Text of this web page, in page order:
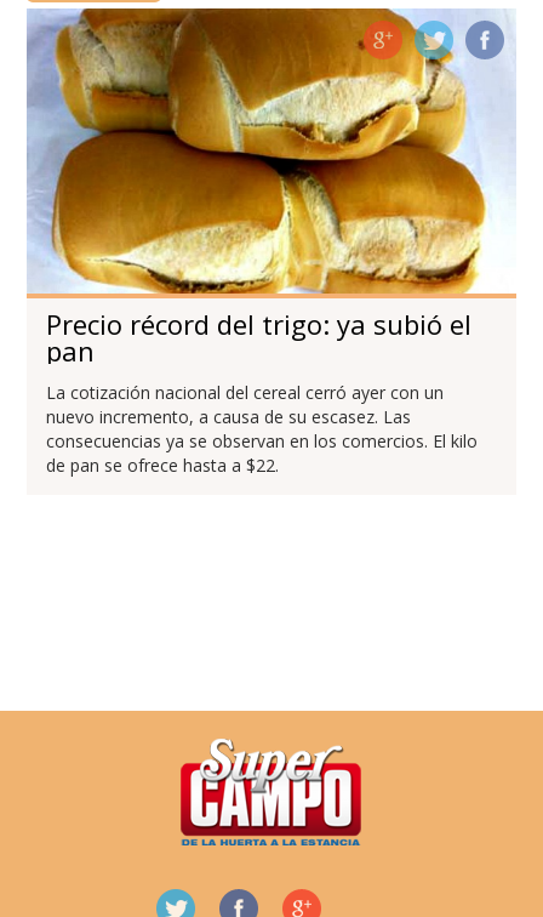
Precio récord del trigo: ya subió el
pan
La cotización nacional del cereal cerró ayer con un
nuevo incremento, a causa de su escasez. Las
consecuencias ya se observan en los comercios. El kilo
de pan se ofrece hasta a $22.